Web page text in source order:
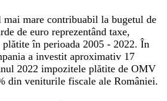
mare contribuabil la bugetul de
de euro reprezentând taxe,
în perioada 2005 - 2022. În
a investit aproximativ 17
2022 impozitele plătite de OMV
din veniturile fiscale ale României.